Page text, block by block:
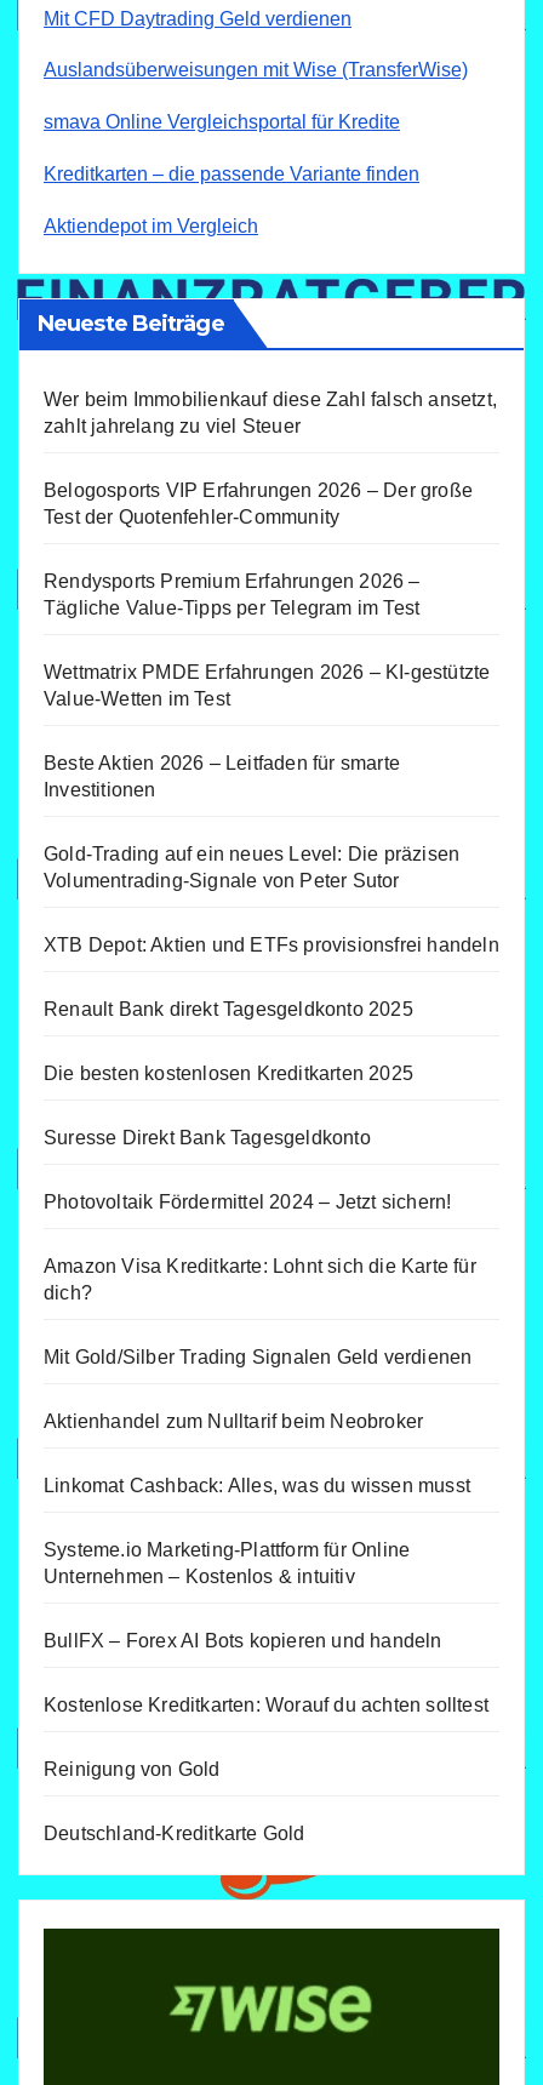
Mit CFD Daytrading Geld verdienen
Auslandsüberweisungen mit Wise (TransferWise)
smava Online Vergleichsportal für Kredite
Kreditkarten – die passende Variante finden
Aktiendepot im Vergleich
Neueste Beiträge
Wer beim Immobilienkauf diese Zahl falsch ansetzt,
zahlt jahrelang zu viel Steuer
Belogosports VIP Erfahrungen 2026 – Der große
Test der Quotenfehler-Community
Rendysports Premium Erfahrungen 2026 –
Tägliche Value-Tipps per Telegram im Test
Wettmatrix PMDE Erfahrungen 2026 – KI-gestützte
Value-Wetten im Test
Beste Aktien 2026 – Leitfaden für smarte
Investitionen
Gold-Trading auf ein neues Level: Die präzisen
Volumentrading-Signale von Peter Sutor
XTB Depot: Aktien und ETFs provisionsfrei handeln
Renault Bank direkt Tagesgeldkonto 2025
Die besten kostenlosen Kreditkarten 2025
Suresse Direkt Bank Tagesgeldkonto
Photovoltaik Fördermittel 2024 – Jetzt sichern!
Amazon Visa Kreditkarte: Lohnt sich die Karte für
dich?
Mit Gold/Silber Trading Signalen Geld verdienen
Aktienhandel zum Nulltarif beim Neobroker
Linkomat Cashback: Alles, was du wissen musst
Systeme.io Marketing-Plattform für Online
Unternehmen – Kostenlos & intuitiv
BullFX – Forex AI Bots kopieren und handeln
Kostenlose Kreditkarten: Worauf du achten solltest
Reinigung von Gold
Deutschland-Kreditkarte Gold